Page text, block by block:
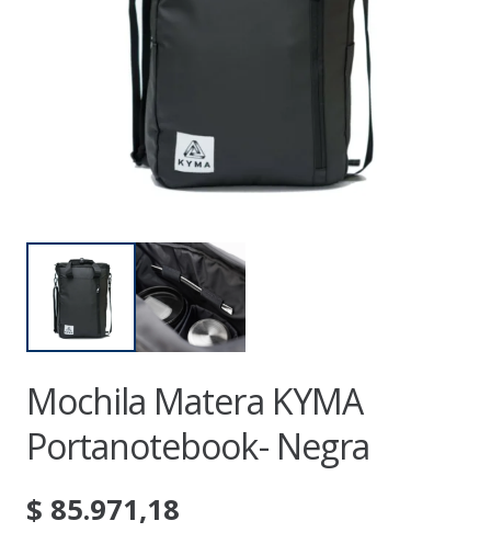
Mochila Matera KYMA
Portanotebook- Negra
$ 85.971,18